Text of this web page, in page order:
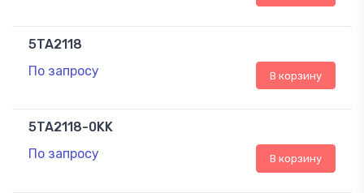
5TA2118
По запросу
В корзину
5TA2118-0KK
По запросу
В корзину